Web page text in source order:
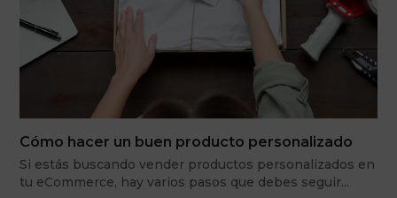
Cómo hacer un buen producto personalizado
Si estás buscando vender productos personalizados en
tu eCommerce, hay varios pasos que debes seguir…